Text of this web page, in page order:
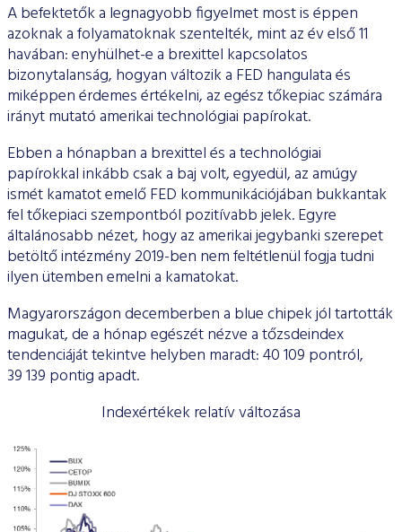
A befektetők a legnagyobb figyelmet most is éppen
azoknak a folyamatoknak szentelték, mint az év első 11
havában: enyhülhet-e a brexittel kapcsolatos
bizonytalanság, hogyan változik a FED hangulata és
miképpen érdemes értékelni, az egész tőkepiac számára
irányt mutató amerikai technológiai papírokat.
Ebben a hónapban a brexittel és a technológiai
papírokkal inkább csak a baj volt, egyedül, az amúgy
ismét kamatot emelő FED kommunikációjában bukkantak
fel tőkepiaci szempontból pozitívabb jelek. Egyre
általánosabb nézet, hogy az amerikai jegybanki szerepet
betöltő intézmény 2019-ben nem feltétlenül fogja tudni
ilyen ütemben emelni a kamatokat.
Magyarországon decemberben a blue chipek jól tartották
magukat, de a hónap egészét nézve a tőzsdeindex
tendenciáját tekintve helyben maradt: 40 109 pontról,
39 139 pontig apadt.
Indexértékek relatív változása